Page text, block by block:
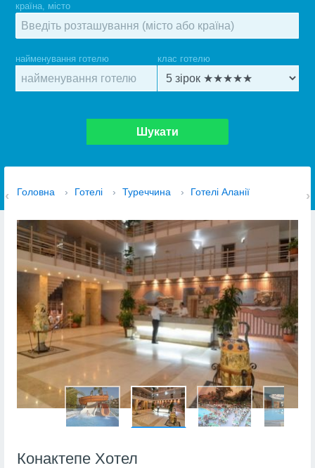
країна, місто
найменування готелю клас готелю
Шукати
Головна › Готелі › Туреччина › Готелі Аланії
Конактепе Хотел